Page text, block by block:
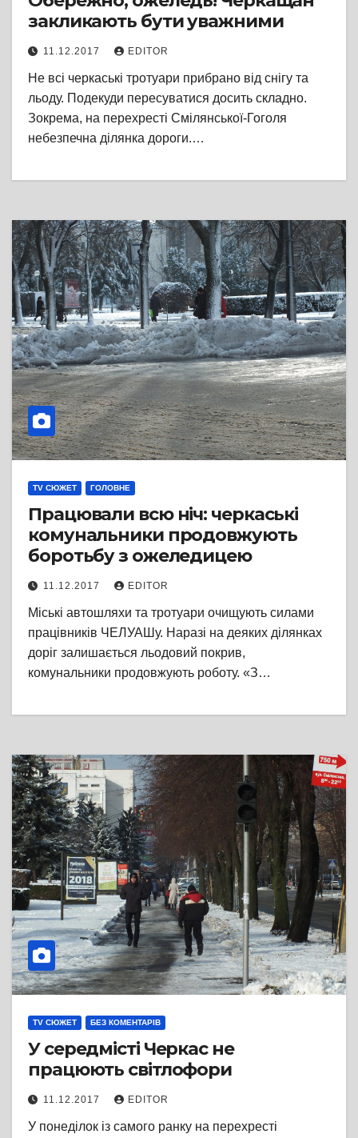
закликають бути уважними
11.12.2017 EDITOR
Не всі черкаські тротуари прибрано від снігу та
льоду. Подекуди пересуватися досить складно.
Зокрема, на перехресті Смілянської-Гоголя
небезпечна ділянка дороги.…
TV СЮЖЕТ ГОЛОВНЕ
Працювали всю ніч: черкаські
комунальники продовжують
боротьбу з ожеледицею
11.12.2017 EDITOR
Міські автошляхи та тротуари очищують силами
працівників ЧЕЛУАШу. Наразі на деяких ділянках
доріг залишається льодовий покрив,
комунальники продовжують роботу. «З…
TV СЮЖЕТ БЕЗ КОМЕНТАРІВ
У середмісті Черкас не
працюють світлофори
11.12.2017 EDITOR
У понеділок із самого ранку на перехресті